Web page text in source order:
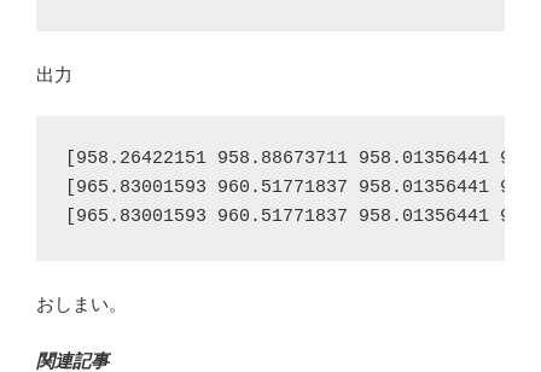
出力
[958.26422151 958.88673711 958.01356441
[965.83001593 960.51771837 958.01356441
[965.83001593 960.51771837 958.01356441
おしまい。
関連記事